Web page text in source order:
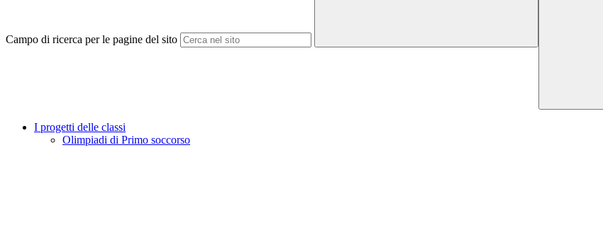
Campo di ricerca per le pagine del sito
I progetti delle classi
Olimpiadi di Primo soccorso